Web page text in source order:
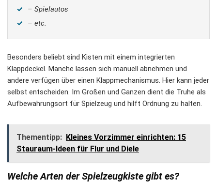
– Spielautos
– etc.
Besonders beliebt sind Kisten mit einem integrierten
Klappdeckel. Manche lassen sich manuell abnehmen und
andere verfügen über einen Klappmechanismus. Hier kann jeder
selbst entscheiden. Im Großen und Ganzen dient die Truhe als
Aufbewahrungsort für Spielzeug und hilft Ordnung zu halten.
Thementipp: Kleines Vorzimmer einrichten: 15
Stauraum-Ideen für Flur und Diele
Welche Arten der Spielzeugkiste gibt es?